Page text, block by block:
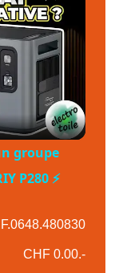
groupe
P280 ⚡
CHF 0.00.-